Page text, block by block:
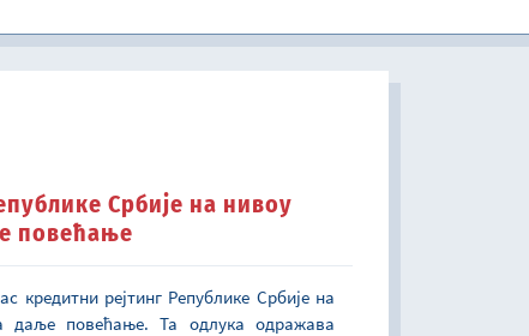
Србије на нивоу
повећање
кредитни рејтинг Републике Србије на
даље повећање. Та одлука одражава